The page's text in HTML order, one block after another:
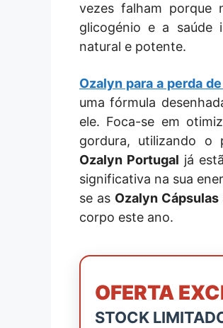
vezes falham porque
glicogénio e a saúde
natural e potente.
Ozalyn para a perda
uma fórmula
ele. Foca-se em
gordura, utilizando o
Ozalyn Portugal já
significativa na sua
se as Ozalyn Cápsulas
corpo este ano.
OFERTA
STOCK